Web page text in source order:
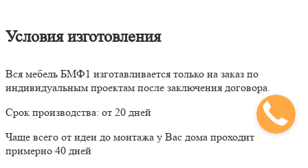
Условия изготовления
Вся мебель БМФ1 изготавливается только на заказ по
индивидуальным проектам после заключения договора.
Срок производства: от 20 дней
Чаще всего от идеи до монтажа у Вас дома проходит
примерно 40 дней